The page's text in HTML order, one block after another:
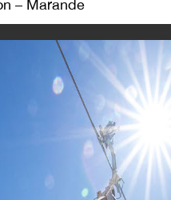
– Marande